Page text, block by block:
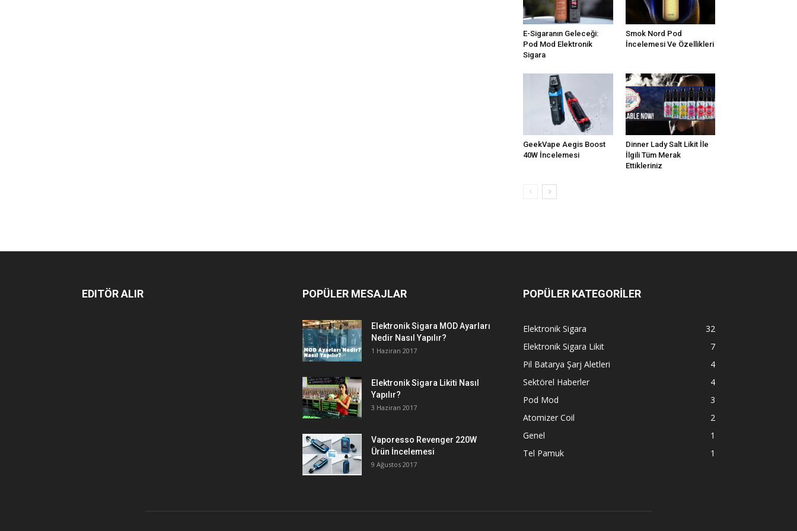
E-Sigaranın Geleceği:
Pod Mod Elektronik
Sigara
Smok Nord Pod
İncelemesi Ve Özellikleri
GeekVape Aegis Boost
40W İncelemesi
Dinner Lady Salt Likit İle
İlgili Tüm Merak
Ettikleriniz
EDITÖR ALIR POPÜLER MESAJLAR
Elektronik Sigara MOD Ayarları
Nedir Nasıl Yapılır?
1 Haziran 2017
Elektronik Sigara Likiti Nasıl
Yapılır?
3 Haziran 2017
Vaporesso Revenger 220W
Ürün İncelemesi
9 Ağustos 2017
POPÜLER KATEGORİLER
Elektronik Sigara
32
Elektronik Sigara Likit
7
Pil Batarya Şarj Aletleri
4
Sektörel Haberler
4
Pod Mod
3
Atomizer Coil
2
Genel
1
Tel Pamuk
1